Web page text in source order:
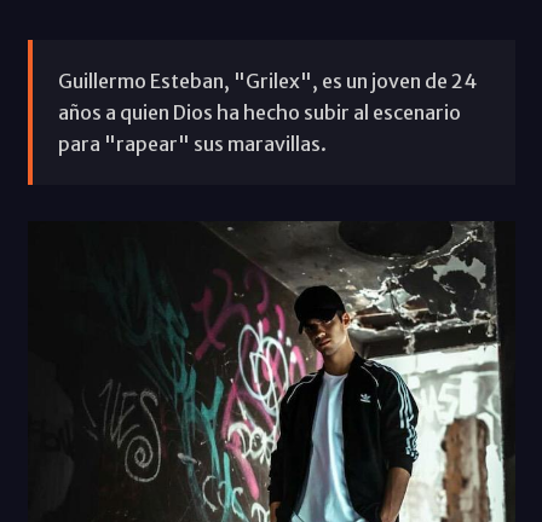
Guillermo Esteban, "Grilex", es un joven de 24
años a quien Dios ha hecho subir al escenario
para "rapear" sus maravillas.